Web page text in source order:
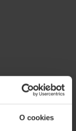
O cookies